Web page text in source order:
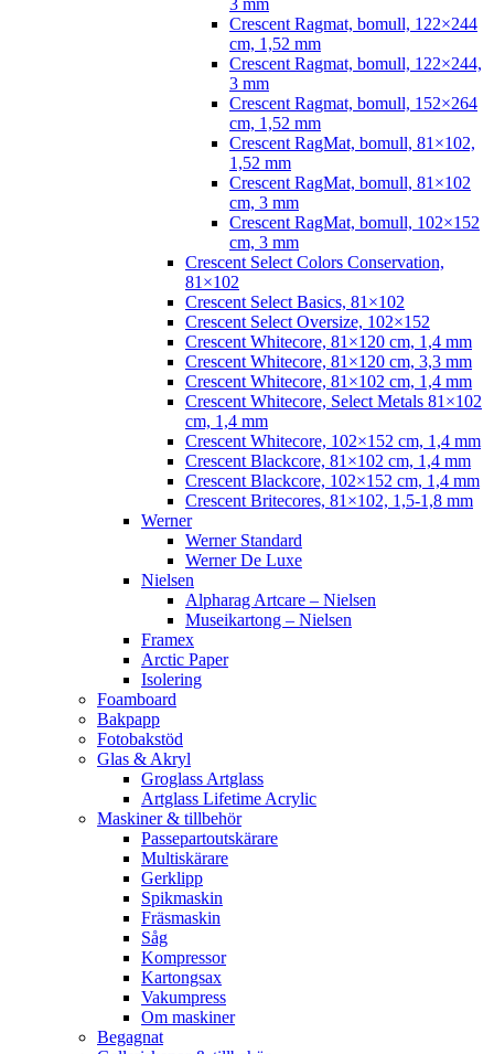
3 mm
Crescent Ragmat, bomull, 122×244
cm, 1,52 mm
Crescent Ragmat, bomull, 122×244,
3 mm
Crescent Ragmat, bomull, 152×264
cm, 1,52 mm
Crescent RagMat, bomull, 81×102,
1,52 mm
Crescent RagMat, bomull, 81×102
cm, 3 mm
Crescent RagMat, bomull, 102×152
cm, 3 mm
Crescent Select Colors Conservation,
81×102
Crescent Select Basics, 81×102
Crescent Select Oversize, 102×152
Crescent Whitecore, 81×120 cm, 1,4 mm
Crescent Whitecore, 81×120 cm, 3,3 mm
Crescent Whitecore, 81×102 cm, 1,4 mm
Crescent Whitecore, Select Metals 81×102
cm, 1,4 mm
Crescent Whitecore, 102×152 cm, 1,4 mm
Crescent Blackcore, 81×102 cm, 1,4 mm
Crescent Blackcore, 102×152 cm, 1,4 mm
Crescent Britecores, 81×102, 1,5-1,8 mm
Werner
Werner Standard
Werner De Luxe
Nielsen
Alpharag Artcare – Nielsen
Museikartong – Nielsen
Framex
Arctic Paper
Isolering
Foamboard
Bakpapp
Fotobakstöd
Glas & Akryl
Groglass Artglass
Artglass Lifetime Acrylic
Maskiner & tillbehör
Passepartoutskärare
Multiskärare
Gerklipp
Spikmaskin
Fräsmaskin
Såg
Kompressor
Kartongsax
Vakumpress
Om maskiner
Begagnat